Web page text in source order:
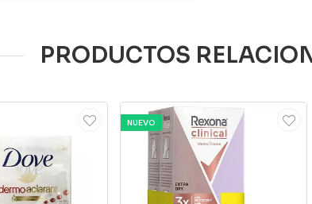
PRODUCTOS
NUEVO